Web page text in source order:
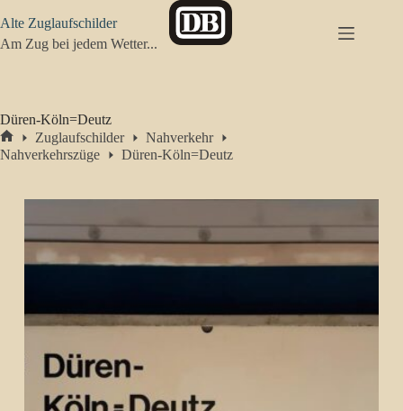
Inhalt
springen
Alte Zuglaufschilder
Am Zug bei jedem Wetter...
Düren-Köln=Deutz
Start
Zuglaufschilder
Nahverkehr
Nahverkehrszüge
Düren-Köln=Deutz